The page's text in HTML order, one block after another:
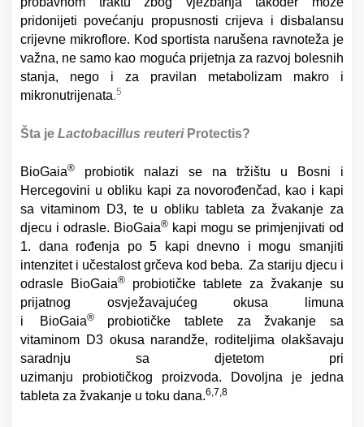
pridonijeti povećanju propusnosti crijeva i disbalansu
crijevne mikroflore. Kod sportista narušena ravnoteža je
važna, ne samo kao moguća prijetnja za razvoj bolesnih
stanja, nego i za pravilan metabolizam makro i
mikronutrijenata.5
Šta je Lactobacillus reuteriProtectis?
BioGaia®
probiotik nalazi se na tržištu u Bosni i
Hercegovini u obliku kapi za novorođenčad, kao i kapi
sa vitaminom D3, te u obliku tableta za žvakanje za
djecu i odrasle. BioGaia® kapi mogu se primjenjivati od
1. dana rođenja po 5 kapi dnevno i mogu smanjiti
intenzitet i učestalost grčeva kod beba. Za stariju djecu i
odrasle BioGaia®
probiotičke tablete za žvakanje su
prijatnog osvježavajućeg okusa limuna
i BioGaia®probiotičke tablete za žvakanje sa
vitaminom D3 okusa narandže, roditeljima olakšavaju
saradnju sa djetetom pri
uzimanju probiotičkog proizvoda. Dovoljna je jedna
tableta za žvakanje u toku dana.6,7,8